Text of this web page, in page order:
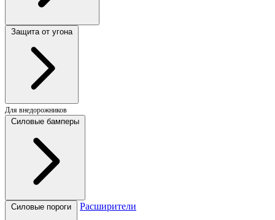
Защита от угона
Для внедорожников
Силовые бамперы
Силовые пороги Расширители